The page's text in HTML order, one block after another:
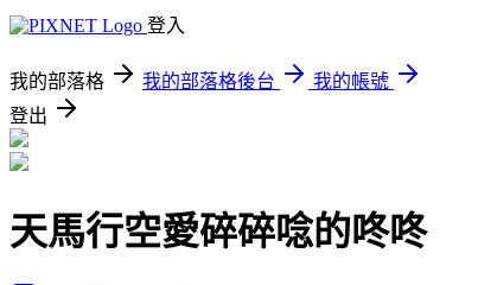
登入
我的部落格 我的部落格後台
我的帳號
登出
天馬行空愛碎碎唸的咚咚